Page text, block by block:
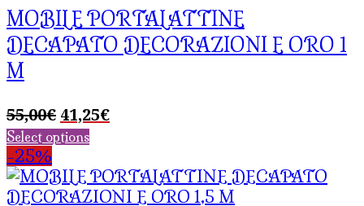
MOBILE PORTALATTINE
DECAPATO DECORAZIONI E ORO 1
M
55,00€ Il
prezzo
era:
55,00€.
41,25€Il
è:
41,25€.
Select options
-25%